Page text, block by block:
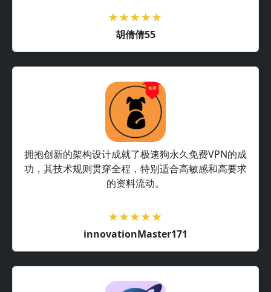
胡倩倩55
拥抱创新的架构设计成就了极速狗永久免费VPN的成
功，其技术规则贯穿全程，特别适合高敏感和高要求
的资料流动。
innovationMaster171